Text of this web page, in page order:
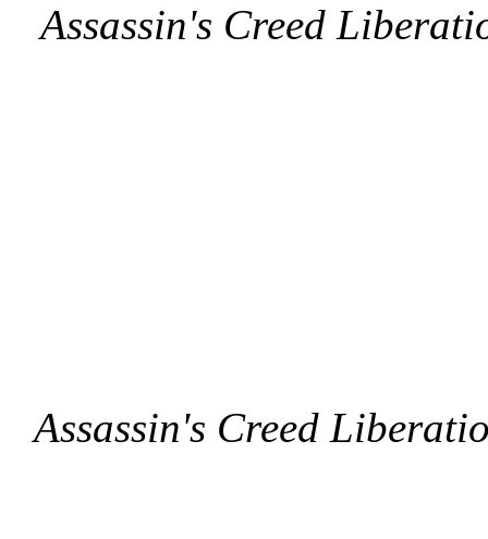
Assassin's Creed
Assassin's Creed